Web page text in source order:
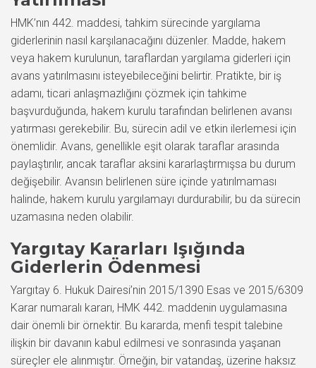
HMK’nın 442. maddesi, tahkim sürecinde yargılama
giderlerinin nasıl karşılanacağını düzenler. Madde, hakem
veya hakem kurulunun, taraflardan yargılama giderleri için
avans yatırılmasını isteyebileceğini belirtir. Pratikte, bir iş
adamı, ticari anlaşmazlığını çözmek için tahkime
başvurduğunda, hakem kurulu tarafından belirlenen avansı
yatırması gerekebilir. Bu, sürecin adil ve etkin ilerlemesi için
önemlidir. Avans, genellikle eşit olarak taraflar arasında
paylaştırılır, ancak taraflar aksini kararlaştırmışsa bu durum
değişebilir. Avansın belirlenen süre içinde yatırılmaması
halinde, hakem kurulu yargılamayı durdurabilir, bu da sürecin
uzamasına neden olabilir.
Yargıtay Kararları Işığında
Giderlerin Ödenmesi
Yargıtay 6. Hukuk Dairesi’nin 2015/1390 Esas ve 2015/6309
Karar numaralı kararı, HMK 442. maddenin uygulamasına
dair önemli bir örnektir. Bu kararda, menfi tespit talebine
ilişkin bir davanın kabul edilmesi ve sonrasında yaşanan
süreçler ele alınmıştır. Örneğin, bir vatandaş, üzerine haksız